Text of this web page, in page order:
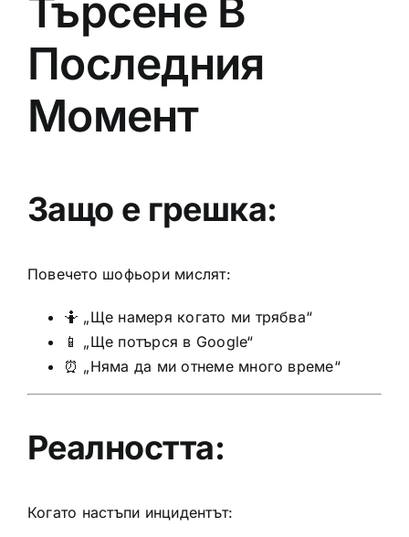
Търсене В
Последния
Момент
Защо е грешка:
Повечето шофьори мислят:
🤷 „Ще намеря когато ми трябва“
📱 „Ще потърся в Google“
⏰ „Няма да ми отнеме много време“
Реалността:
Когато настъпи инцидентът: